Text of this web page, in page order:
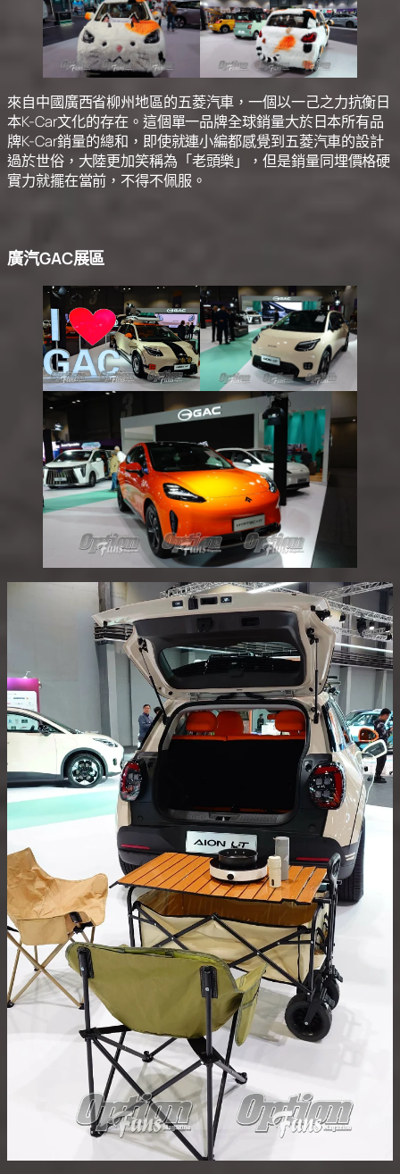
來自中國廣西省柳州地區的五菱汽車，一個以一己之力抗衡日
本K-Car文化的存在。這個單一品牌全球銷量大於日本所有品
牌K-Car銷量的總和，即使就連小編都感覺到五菱汽車的設計
過於世俗，大陸更加笑稱為「老頭樂」，但是銷量同埋價格硬
實力就擺在當前，不得不佩服。
廣汽GAC展區